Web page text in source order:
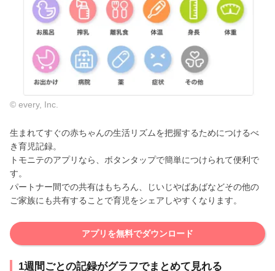
© every, Inc.
生まれてすぐの赤ちゃんの生活リズムを把握するためにつけるべ
き育児記録。
トモニテのアプリなら、ボタンタップで簡単につけられて便利で
す。
パートナー間での共有はもちろん、じいじやばあばなどその他の
ご家族にも共有することで育児をシェアしやすくなります。
アプリを無料でダウンロード
1週間ごとの記録がグラフでまとめて見れる